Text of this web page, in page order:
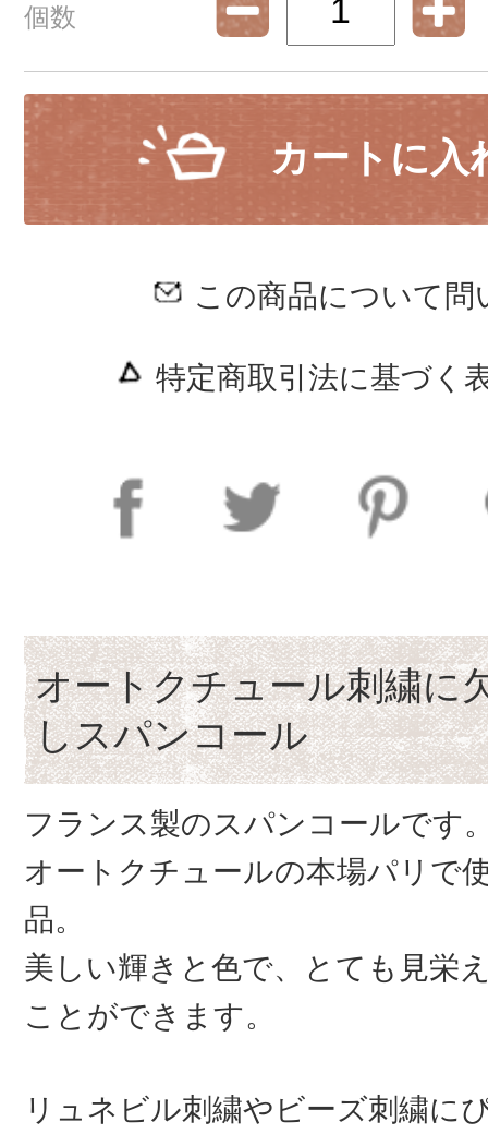
個数
カートに入
この商品について問
特定商取引法に基づく
オートクチュール刺繍に
しスパンコール
フランス製のスパンコールです
オートクチュールの本場パリで
品。
美しい輝きと色で、とても見栄
ことができます。
リュネビル刺繍やビーズ刺繍に